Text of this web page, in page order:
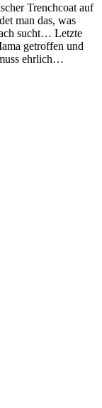
Trenchcoat auf
man das, was
sucht… Letzte
getroffen und
ehrlich…